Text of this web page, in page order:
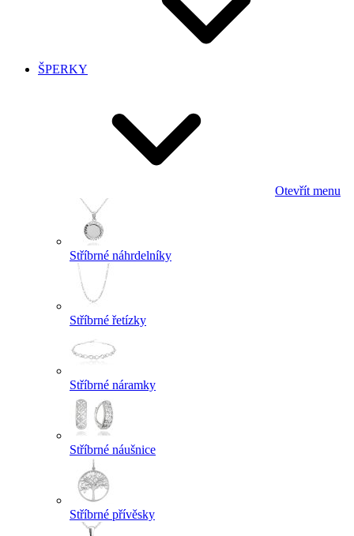
ŠPERKY
Otevřít menu
Stříbrné náhrdelníky
Stříbrné řetízky
Stříbrné náramky
Stříbrné náušnice
Stříbrné přívěsky